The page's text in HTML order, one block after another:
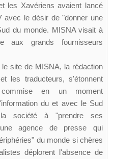
les Xavériens avaient lancé
avec le désir de "donner une
du monde. MISNA visait à
aux grands fournisseurs
site de MISNA, la rédaction
les traducteurs, s'étonnent
en un moment
du et avec le Sud
société à "prendre ses
agence de presse qui
du monde si chères
déplorent l'absence de